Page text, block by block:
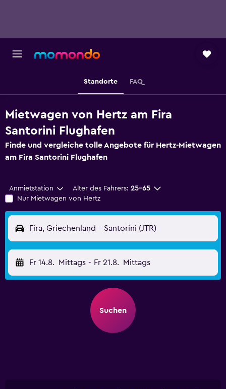
Standorte FAQ
Mietwagen von Hertz am Fira
Santorini Flughafen
Finde und vergleiche tolle Angebote für Hertz-Mietwagen
am Fira Santorini Flughafen
Anmietstation Alter des Fahrers: 25-65
Nur Mietwagen von Hertz
Fira, Griechenland - Santorini (JTR)
Fr 14.8. Mittags - Fr 21.8. Mittags
Suchen